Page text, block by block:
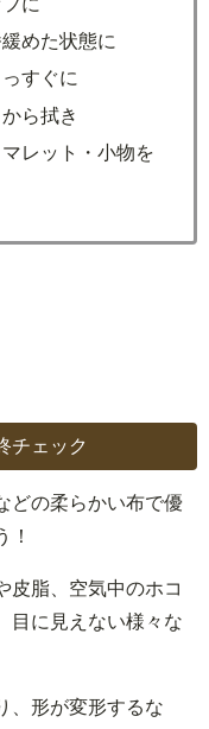
に
めた状態に
すぐに
ら拭き
レット・小物を
チェック
どの柔らかい布で優
！
皮脂、空気中のホコ
目に見えない様々な
、形が変形するな